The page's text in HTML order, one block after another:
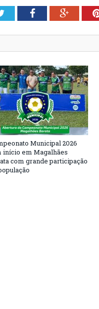
TwitterFacebook
Municipal 2026
início em Magalhães
com grande participação